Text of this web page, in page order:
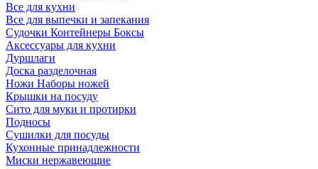
Все для кухни
Все для выпечки и запекания
Судочки Контейнеры Боксы
Аксессуары для кухни
Дуршлаги
Доска разделочная
Ножи Наборы ножей
Крышки на посуду
Сито для муки и протирки
Подносы
Сушилки для посуды
Кухонные принадлежности
Миски нержавеющие